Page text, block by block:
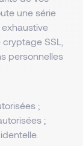
une série
SSL,
personnelles
;
;